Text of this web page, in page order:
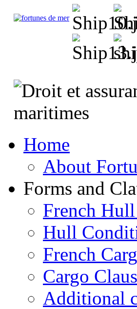
Home
About
Forms and
French
Hull
French
Cargo
Additional